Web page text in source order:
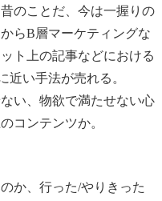
のことだ、今は一握りの
らB層マーケティングな
ト上の記事などにおける
近い手法が売れる。
い、物欲で満たせない心
コンテンツか。
か、行った/やりきった